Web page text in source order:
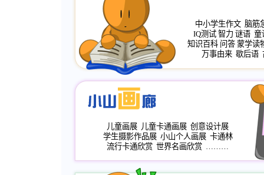
中小学生作文 脑筋
IQ测试 智力 谜语 童
知识百科 问答 蒙学读
万事由来 歇后语
儿童画展 儿童卡通画展 创意设计展
学生摄影作品展 小山个人画展 卡通林
流行卡通欣赏 世界名画欣赏 ………